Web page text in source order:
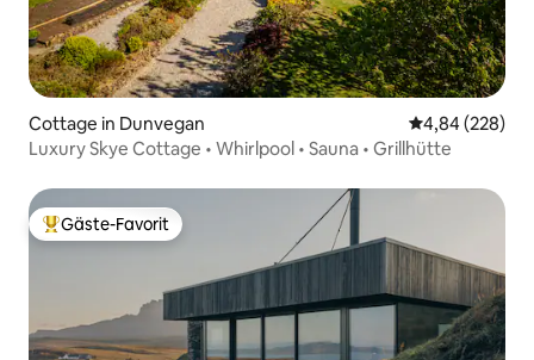
Cottage in Dunvegan
4,84 (228)
Luxury Skye Cottage • Whirlpool • Sauna • Grillhütte
Beliebter Gäste-Favorit.
Gäste-Favorit